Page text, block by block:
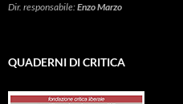
Dir. responsabile:Enzo Marzo
QUADERNI DI CRITICA